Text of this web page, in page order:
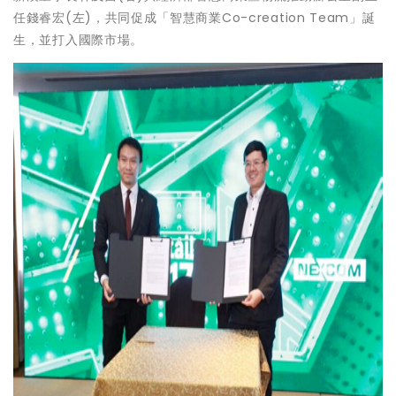
任錢睿宏(左)，共同促成「智慧商業Co-creation Team」誕
生，並打入國際市場。